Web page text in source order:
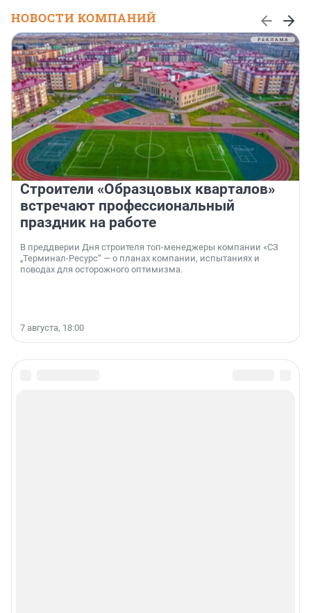
НОВОСТИ КОМПАНИЙ
Строители «Образцовых кварталов»
встречают профессиональный
праздник на работе
В преддверии Дня строителя топ-менеджеры компании «СЗ
„Терминал-Ресурс“ — о планах компании, испытаниях и
поводах для осторожного оптимизма.
7 августа, 18:00